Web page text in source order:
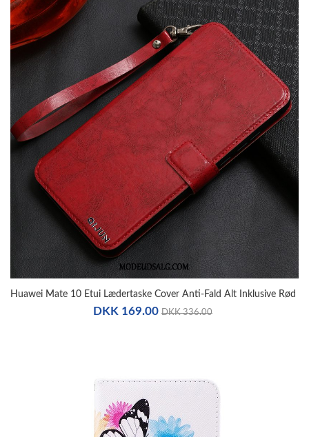
Huawei Mate 10 Etui Lædertaske Cover Anti-Fald Alt Inklusive Rød
DKK 169.00 DKK 336.00